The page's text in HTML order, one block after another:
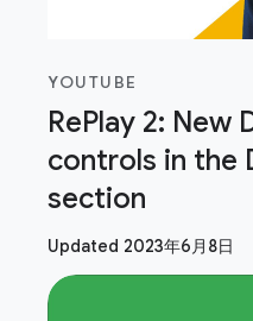
YOUTUBE
RePlay 2: New
controls in the
section
Updated 2023年6月8日